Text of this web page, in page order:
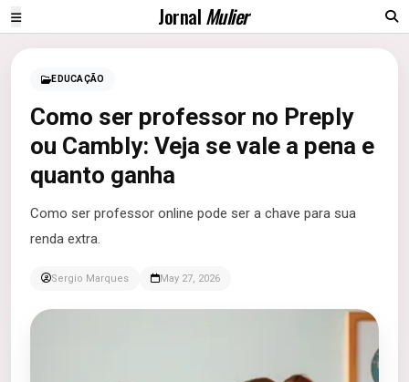
JornalMulier
EDUCAÇÃO
Como ser professor no Preply
ou Cambly: Veja se vale a pena e
quanto ganha
Como ser professor online pode ser a chave para sua
renda extra.
Sergio Marques May 27, 2026